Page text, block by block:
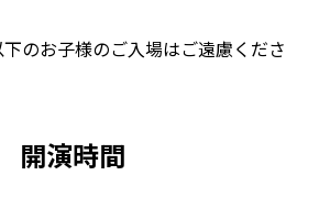
のお子様のご入場はご遠慮くださ
開演時間